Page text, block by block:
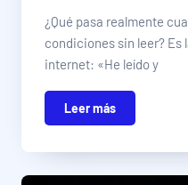
¿Qué pasa realmente
condiciones sin leer? Es
internet: «He leído y
Leer más